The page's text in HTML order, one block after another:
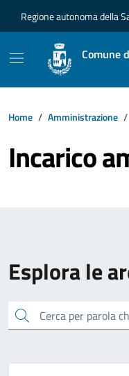
Regione autonoma della
Comune
Home Amministrazione
Incarico
Esplora le
cerca